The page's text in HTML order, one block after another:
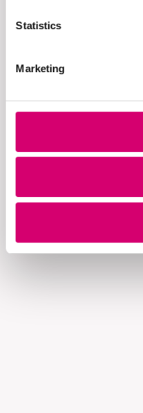
Statistics
Marketing